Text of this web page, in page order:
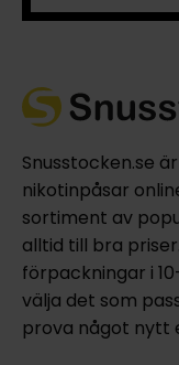
Snusstocken.se
nikotinpåsar
sortiment av
alltid till bra
förpackningar i
välja det som
prova något nytt